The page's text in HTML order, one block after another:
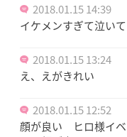
2018.01.15 14:39
イケメンすぎて泣い
2018.01.15 13:24
え、えがきれい
2018.01.15 12:52
顔が良い ヒロ様イベ